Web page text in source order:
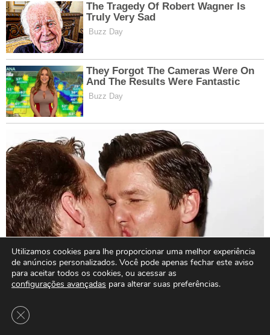
Utilizamos cookies para lhe proporcionar uma melhor experiência
de anúncios personalizados. Você pode apenas fechar este aviso
para aceitar todos os cookies, ou acessar as
configurações avançadas para alterar suas preferências.
Close GDPR Cookie Banner